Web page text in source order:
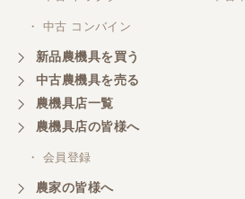
東京都／がーさん
なんだかんだ積み込みまでし
東京都／おちゃ
・ 中古 コンバイン
新品農機具を買う
中古農機具を売る
農機具店一覧
農機具店の皆様へ
・ 会員登録
農家の皆様へ